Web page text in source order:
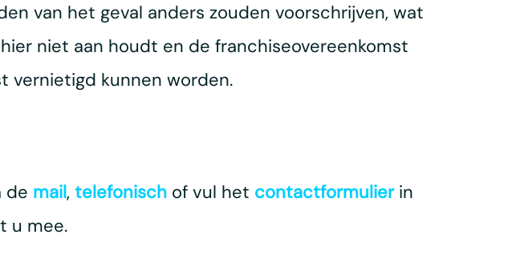
van het geval anders zouden voorschrijven, wat
niet aan houdt en de franchiseovereenkomst
vernietigd kunnen worden.
de mail, telefonischof vul het contactformulierin
u mee.